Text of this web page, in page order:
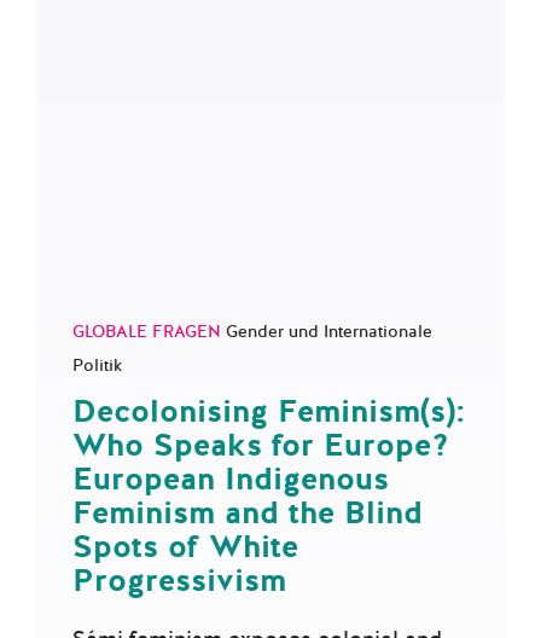
Decolonising Feminism(s):
Who Speaks for Europe?
European Indigenous
Feminism and the Blind
Spots of White
Progressivism
Sámi feminism exposes colonial and